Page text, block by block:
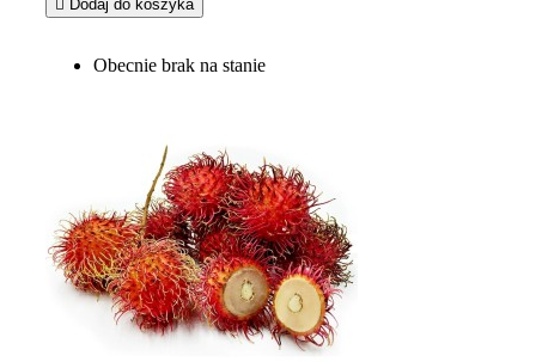
 Dodaj do koszyka
Obecnie brak na stanie